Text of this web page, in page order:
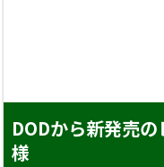
DODから新発売
様